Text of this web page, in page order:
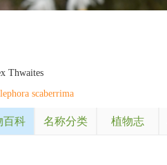
Thwaites
scaberrima
百科 名称分类 植物志